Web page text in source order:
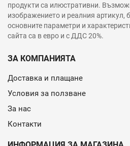
продукти са илюстративни.
изображението и реалния артикул,
основните параметри и
сайта са в евро и с ДДС 20%.
ЗА КОМПАНИЯТА
Доставка и плащане
Условия за ползване
За нас
Контакти